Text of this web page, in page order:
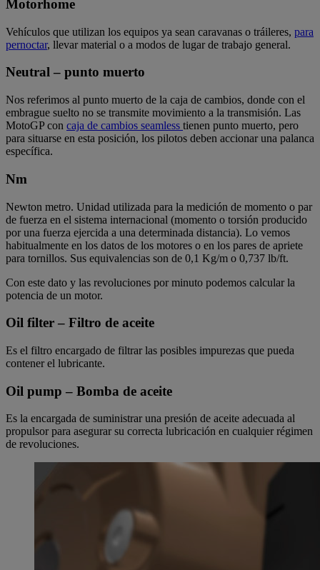
Motorhome
Vehículos que utilizan los equipos ya sean caravanas o tráileres, para
pernoctar, llevar material o a modos de lugar de trabajo general.
Neutral – punto muerto
Nos referimos al punto muerto de la caja de cambios, donde con el
embrague suelto no se transmite movimiento a la transmisión. Las
MotoGP con caja de cambios seamless tienen punto muerto, pero
para situarse en esta posición, los pilotos deben accionar una palanca
específica.
Nm
Newton metro. Unidad utilizada para la medición de momento o par
de fuerza en el sistema internacional (momento o torsión producido
por una fuerza ejercida a una determinada distancia). Lo vemos
habitualmente en los datos de los motores o en los pares de apriete
para tornillos. Sus equivalencias son de 0,1 Kg/m o 0,737 lb/ft.
Con este dato y las revoluciones por minuto podemos calcular la
potencia de un motor.
Oil filter – Filtro de aceite
Es el filtro encargado de filtrar las posibles impurezas que pueda
contener el lubricante.
Oil pump – Bomba de aceite
Es la encargada de suministrar una presión de aceite adecuada al
propulsor para asegurar su correcta lubricación en cualquier régimen
de revoluciones.